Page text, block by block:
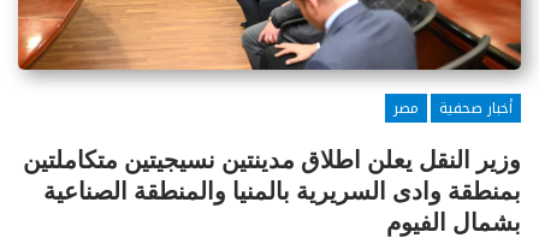
أخبار صحفية
مصر
وزير النقل يعلن اطلاق مدينتين نسيجيتين متكاملتين
بمنطقة وادى السريرية بالمنيا والمنطقة الصناعية
بشمال الفيوم